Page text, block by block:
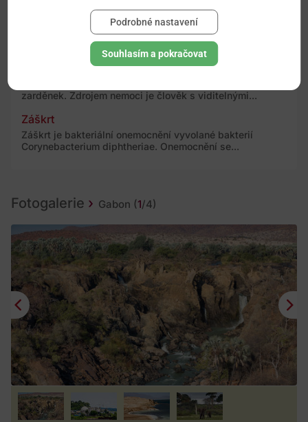
Tuberkulóza je celosvětově rozšířené chronické
onemocnění vyvolané bakterií Mycobacterium...
zarděnek. Zdrojem nemoci je člověk s viditelnými...
Záškrt
Záškrt je bakteriální onemocnění vyvolané bakterií
Corynebacterium diphtheriae. Onemocnění se...
Fotogalerie Gabon (1/4)
Podrobné nastavení
Souhlasím a pokračovat